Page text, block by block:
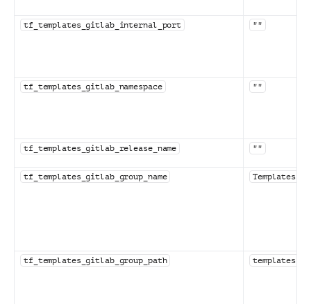
tf_templates_gitlab_internal_port ""
tf_templates_gitlab_namespace ""
tf_templates_gitlab_release_name ""
tf_templates_gitlab_group_name Templates
tf_templates_gitlab_group_path templates